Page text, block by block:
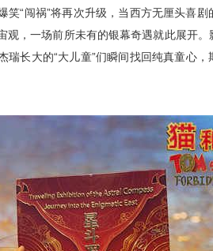
笑“闯祸”将再次升级，当西方无厘头喜
观，一场前所未有的银幕奇遇就此展开
瑞长大的“大儿童”们瞬间找回纯真童心，